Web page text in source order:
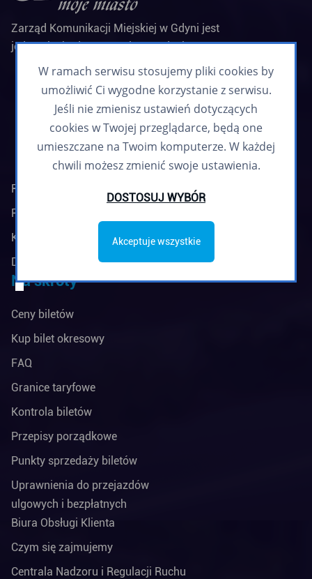
Zarząd Komunikacji Miejskiej w Gdyni jest
jednostką budżetową Miasta Gdyni
Biuletyn informacyjny
Zapisz się
Regulamin biuletynu
Polityka prywatności
Klauzule informacyjne
Deklaracja dostępności
Na skróty
Ceny biletów
Kup bilet okresowy
FAQ
Granice taryfowe
Kontrola biletów
Przepisy porządkowe
Punkty sprzedaży biletów
Uprawnienia do przejazdów
ulgowych i bezpłatnych
Biura Obsługi Klienta
Czym się zajmujemy
Centrala Nadzoru i Regulacji Ruchu
W ramach serwisu stosujemy pliki cookies by
umożliwić Ci wygodne korzystanie z serwisu.
Jeśli nie zmienisz ustawień dotyczących
cookies w Twojej przeglądarce, będą one
umieszczane na Twoim komputerze. W każdej
chwili możesz zmienić swoje ustawienia.
DOSTOSUJ WYBÓR
Akceptuje wszystkie